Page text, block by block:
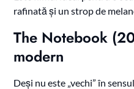
rafinată și un strop de
The Notebook
modern
Deși nu este „vechi” în